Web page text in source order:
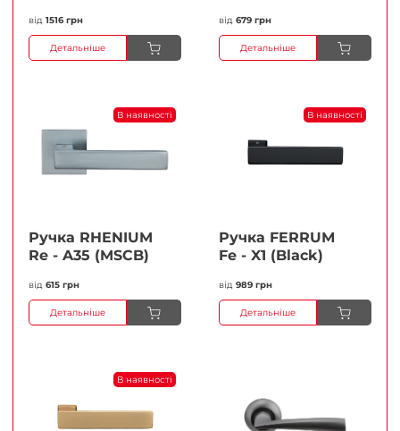
від 1516 грн
Детальніше
від 679 грн
Детальніше
В наявності
Ручка RHENIUM
Re - A35 (MSCB)
від 615 грн
Детальніше
В наявності
Ручка FERRUМ
Fe - X1 (Black)
від 989 грн
Детальніше
В наявності